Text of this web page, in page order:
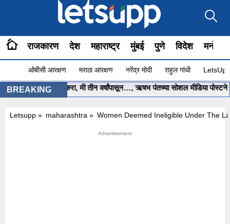
राजकारण देश महाराष्ट्र मुंबई पुणे विदेश
ओबीसी आरक्षण मराठा आरक्षण नरेंद्र मोदी राहुल गांधी
BREAKING
साहेब.. मला मदत करा, मी तीन वर्षांपासून…, ऋषभ पंतच्या सोशल मीडिया पोस्टने
Letsupp » maharashtra » Women Deemed Ineligible Under The